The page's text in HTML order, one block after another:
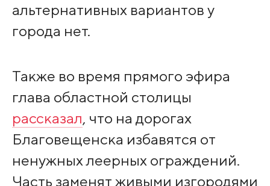
альтернативных вариантов у
города нет.
Также во время прямого эфира
глава областной столицы
рассказал, что на дорогах
Благовещенска избавятся от
ненужных леерных ограждений.
Часть заменят живыми изгородями